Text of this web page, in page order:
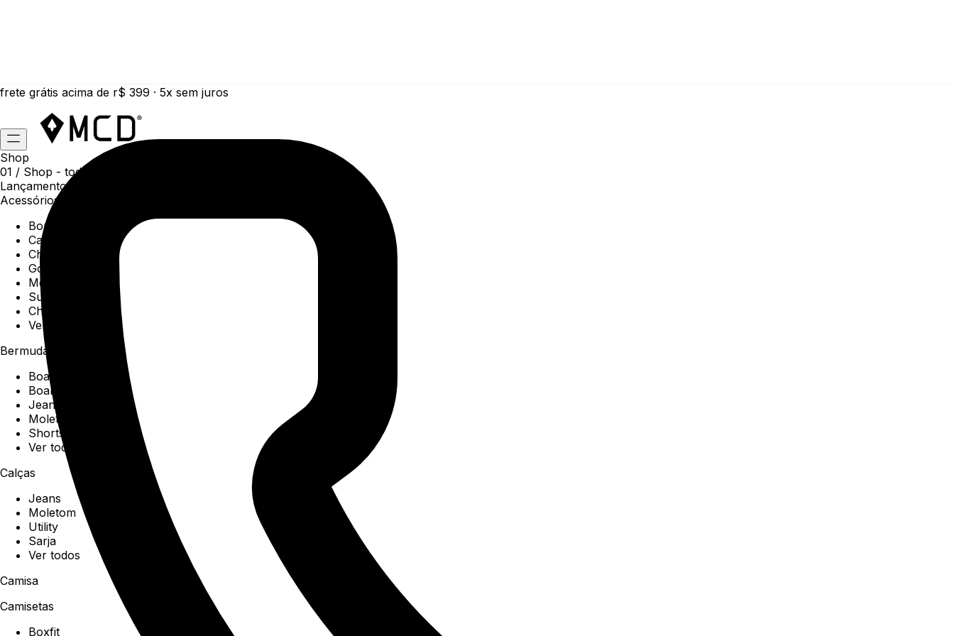
frete grátis acima de r$ 399 · 5x sem juros
Shop
01 / Shop - todas as categorias da coleção atual
Lançamentos da semana
Acessórios
Boné
Carteiras
Chaveiros
Gorros
Meias
Sunga
Chinelos
Ver todos
Bermudas
Boardshorts
Boardwalk
Jeans
Moletom
Shorts
Ver todos
Calças
Jeans
Moletom
Utility
Sarja
Ver todos
Camisa
Camisetas
Boxfit